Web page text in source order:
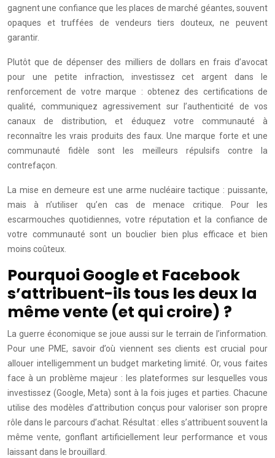
gagnent une confiance que les places de marché géantes, souvent
opaques et truffées de vendeurs tiers douteux, ne peuvent
garantir.
Plutôt que de dépenser des milliers de dollars en frais d’avocat
pour une petite infraction, investissez cet argent dans le
renforcement de votre marque : obtenez des certifications de
qualité, communiquez agressivement sur l’authenticité de vos
canaux de distribution, et éduquez votre communauté à
reconnaître les vrais produits des faux. Une marque forte et une
communauté fidèle sont les meilleurs répulsifs contre la
contrefaçon.
La mise en demeure est une arme nucléaire tactique : puissante,
mais à n’utiliser qu’en cas de menace critique. Pour les
escarmouches quotidiennes, votre réputation et la confiance de
votre communauté sont un bouclier bien plus efficace et bien
moins coûteux.
Pourquoi Google et Facebook
s’attribuent-ils tous les deux la
même vente (et qui croire) ?
La guerre économique se joue aussi sur le terrain de l’information.
Pour une PME, savoir d’où viennent ses clients est crucial pour
allouer intelligemment un budget marketing limité. Or, vous faites
face à un problème majeur : les plateformes sur lesquelles vous
investissez (Google, Meta) sont à la fois juges et parties. Chacune
utilise des modèles d’attribution conçus pour valoriser son propre
rôle dans le parcours d’achat. Résultat : elles s’attribuent souvent la
même vente, gonflant artificiellement leur performance et vous
laissant dans le brouillard.